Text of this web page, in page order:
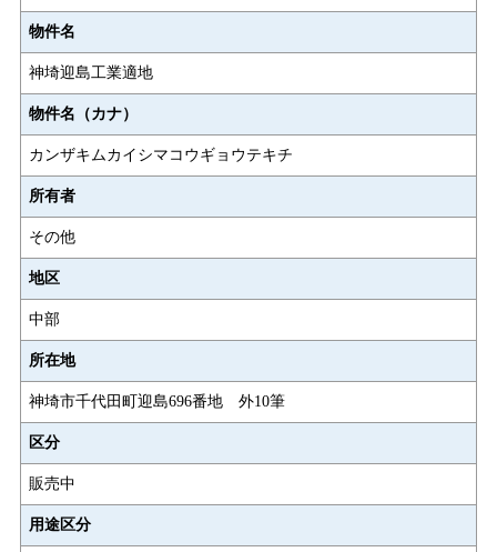
物件名
神埼迎島工業適地
物件名（カナ）
カンザキムカイシマコウギョウテキチ
所有者
その他
地区
中部
所在地
神埼市千代田町迎島696番地 外10筆
区分
販売中
用途区分